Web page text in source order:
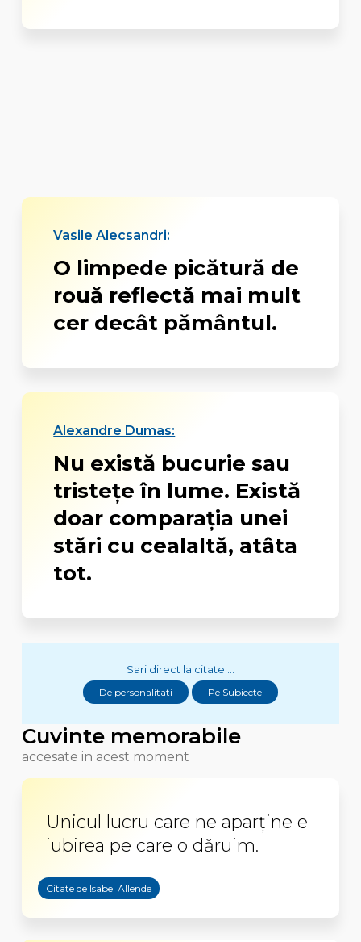
Vasile Alecsandri:
O limpede picătură de
rouă reflectă mai mult
cer decât pământul.
Alexandre Dumas:
Nu există bucurie sau
tristețe în lume. Există
doar comparația unei
stări cu cealaltă, atâta
tot.
Sari direct la citate ...
De personalitati Pe Subiecte
Cuvinte memorabile
accesate in acest moment
Unicul lucru care ne aparţine e
iubirea pe care o dăruim.
Citate de Isabel Allende